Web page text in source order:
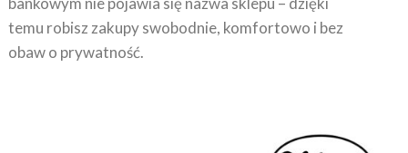
temu robisz zakupy swobodnie, komfortowo i bez
obaw o prywatność.